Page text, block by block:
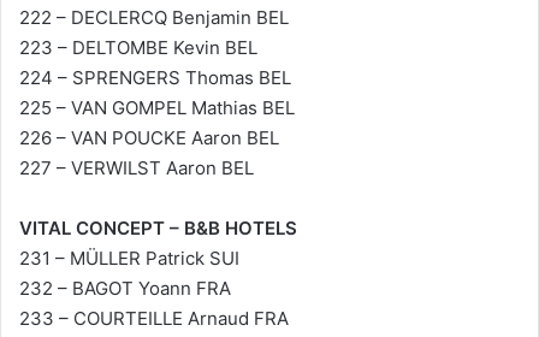
222 – DECLERCQ Benjamin BEL
223 – DELTOMBE Kevin BEL
224 – SPRENGERS Thomas BEL
225 – VAN GOMPEL Mathias BEL
226 – VAN POUCKE Aaron BEL
227 – VERWILST Aaron BEL
VITAL CONCEPT – B&B HOTELS
231 – MÜLLER Patrick SUI
232 – BAGOT Yoann FRA
233 – COURTEILLE Arnaud FRA